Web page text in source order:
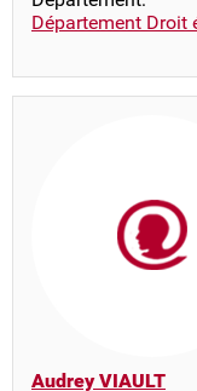
Département Droit
Audrey VIAULT